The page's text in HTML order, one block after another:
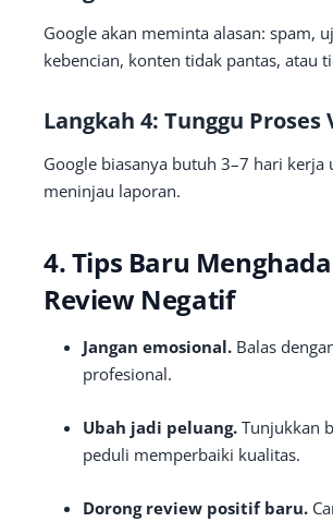
Google akan meminta alasan: spam,
kebencian, konten tidak pantas, atau
Langkah 4: Tunggu
Google biasanya butuh 3–7 hari kerja
meninjau laporan.
4. Tips Baru
Review Negatif
Jangan emosional. Balas
profesional.
Ubah jadi peluang. Tunjukkan
peduli memperbaiki kualitas.
Dorong review positif baru.